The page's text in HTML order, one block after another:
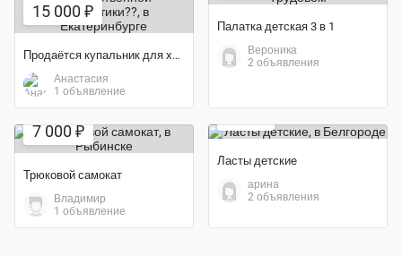
15 000 ₽
Продаётся купальник для художественной гимнастики??
Анастасия
1 объявление
Палатка детская 3 в 1
Вероника
2 объявления
7 000 ₽
Трюковой самокат
Владимир
1 объявление
Ласты детские
арина
2 объявления